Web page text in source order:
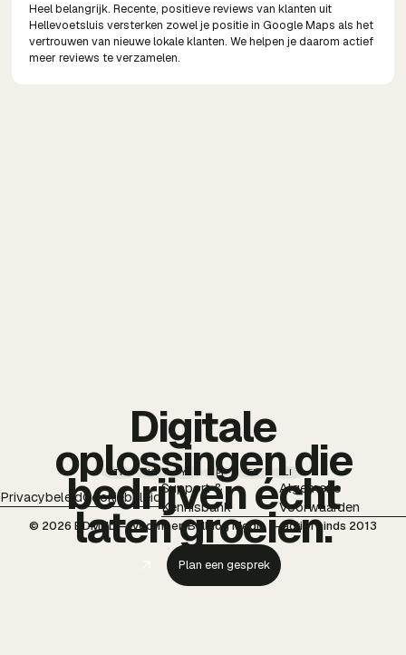
Heel belangrijk. Recente, positieve reviews van klanten uit
Hellevoetsluis versterken zowel je positie in Google Maps als het
vertrouwen van nieuwe lokale klanten. We helpen je daarom actief
meer reviews te verzamelen.
TT IG YT PI FB LI
PrivacybeleidCookiebeleid
Support &
Kennisbank
Algemene
Voorwaarden
© 2026 BDMNL — voorheen Bulldog Media — actief sinds 2013
Digitale
oplossingen die
bedrijven écht
laten groeien.
Plan een gesprek